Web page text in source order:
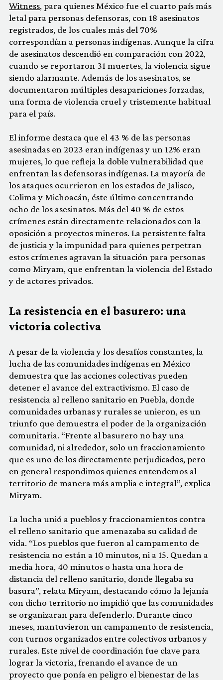
Witness, para quienes México fue el cuarto país más
letal para personas defensoras, con 18 asesinatos
registrados, de los cuales más del 70%
correspondían a personas indígenas. Aunque la cifra
de asesinatos descendió en comparación con 2022,
cuando se reportaron 31 muertes, la violencia sigue
siendo alarmante. Además de los asesinatos, se
documentaron múltiples desapariciones forzadas,
una forma de violencia cruel y tristemente habitual
para el país.
El informe destaca que el 43 % de las personas
asesinadas en 2023 eran indígenas y un 12% eran
mujeres, lo que refleja la doble vulnerabilidad que
enfrentan las defensoras indígenas. La mayoría de
los ataques ocurrieron en los estados de Jalisco,
Colima y Michoacán, éste último concentrando
ocho de los asesinatos. Más del 40 % de estos
crímenes están directamente relacionados con la
oposición a proyectos mineros. La persistente falta
de justicia y la impunidad para quienes perpetran
estos crímenes agravan la situación para personas
como Miryam, que enfrentan la violencia del Estado
y de actores privados.
La resistencia en el basurero: una
victoria colectiva
A pesar de la violencia y los desafíos constantes, la
lucha de las comunidades indígenas en México
demuestra que las acciones colectivas pueden
detener el avance del extractivismo. El caso de
resistencia al relleno sanitario en Puebla, donde
comunidades urbanas y rurales se unieron, es un
triunfo que demuestra el poder de la organización
comunitaria. “Frente al basurero no hay una
comunidad, ni alrededor, solo un fraccionamiento
que es uno de los directamente perjudicados, pero
en general respondimos quienes entendemos al
territorio de manera más amplia e integral”, explica
Miryam.
La lucha unió a pueblos y fraccionamientos contra
el relleno sanitario que amenazaba su calidad de
vida. “Los pueblos que fueron al campamento de
resistencia no están a 10 minutos, ni a 15. Quedan a
media hora, 40 minutos o hasta una hora de
distancia del relleno sanitario, donde llegaba su
basura”, relata Miryam, destacando cómo la lejanía
con dicho territorio no impidió que las comunidades
se organizaran para defenderlo. Durante cinco
meses, mantuvieron un campamento de resistencia,
con turnos organizados entre colectivos urbanos y
rurales. Este nivel de coordinación fue clave para
lograr la victoria, frenando el avance de un
proyecto que ponía en peligro el bienestar de las